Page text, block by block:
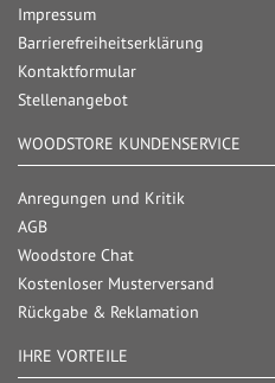
Impressum
Barrierefreiheitserklärung
Kontaktformular
Stellenangebot
WOODSTORE KUNDENSERVICE
Anregungen und Kritik
AGB
Woodstore Chat
Kostenloser Musterversand
Rückgabe & Reklamation
IHRE VORTEILE